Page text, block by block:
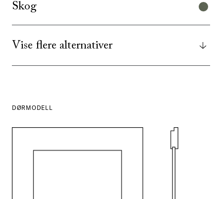
Skog
Vise flere alternativer
DØRMODELL